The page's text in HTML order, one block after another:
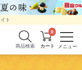
ト
商品検索
0